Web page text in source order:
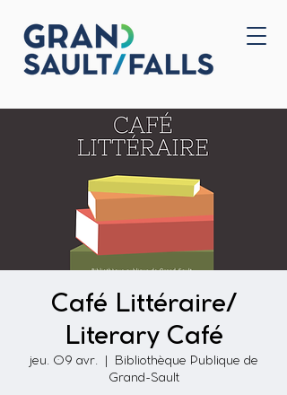
Accueil
Café Littéraire/
Literary Café
jeu. 09 avr.
Bibliothèque Publique de
Grand-Sault